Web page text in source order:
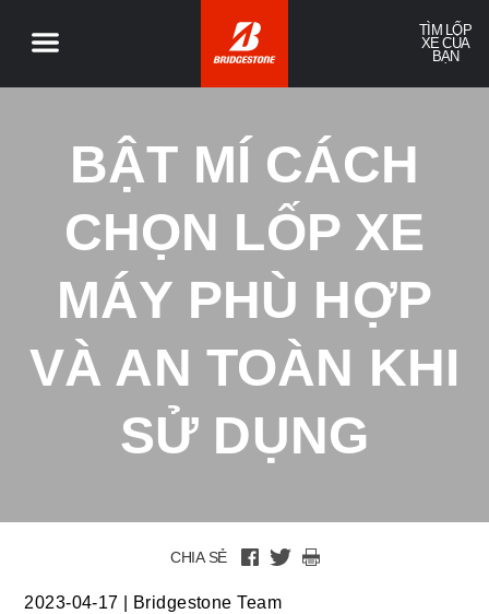
TÌM LỐP
XE CỦA
BẠN
BẬT MÍ CÁCH
CHỌN LỐP XE
MÁY PHÙ HỢP
VÀ AN TOÀN KHI
SỬ DỤNG
CHIA SẺ
2023-04-17 Bridgestone Team